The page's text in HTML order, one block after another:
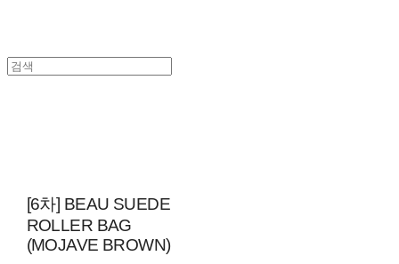
[6차] BEAU SUEDE
ROLLER BAG
(MOJAVE BROWN)